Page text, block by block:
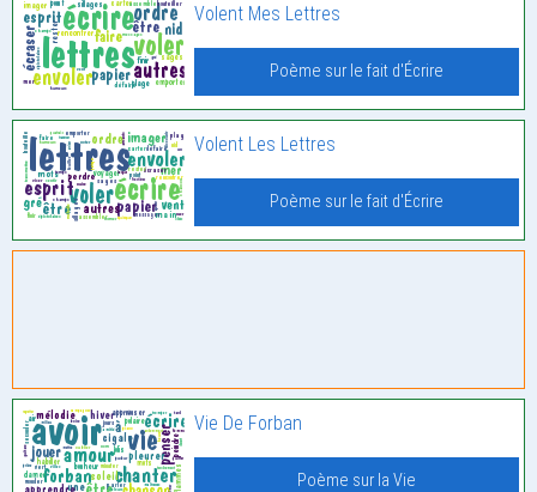
Volent Mes Lettres
Poème sur le fait d'Écrire
Volent Les Lettres
Poème sur le fait d'Écrire
Vie De Forban
Poème sur la Vie